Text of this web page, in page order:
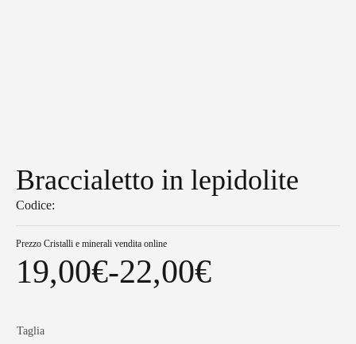
Braccialetto in lepidolite
Codice:
Prezzo Cristalli e minerali vendita online
19,00€-22,00€
Fascia
di
Taglia